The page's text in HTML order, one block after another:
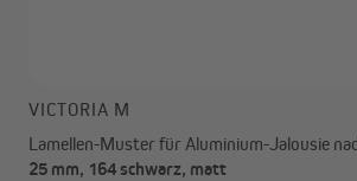
VICTORIA M
Lamellen-Muster für Aluminium-Jalousie
25 mm, 164 schwarz, matt